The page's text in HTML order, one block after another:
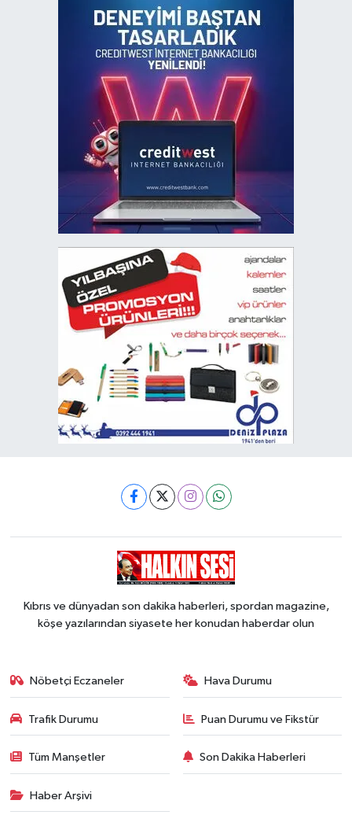
Kıbrıs ve dünyadan son dakika haberleri, spordan magazine,
köşe yazılarından siyasete her konudan haberdar olun
Nöbetçi Eczaneler Hava Durumu
Trafik Durumu Puan Durumu ve Fikstür
Tüm Manşetler Son Dakika Haberleri
Haber Arşivi